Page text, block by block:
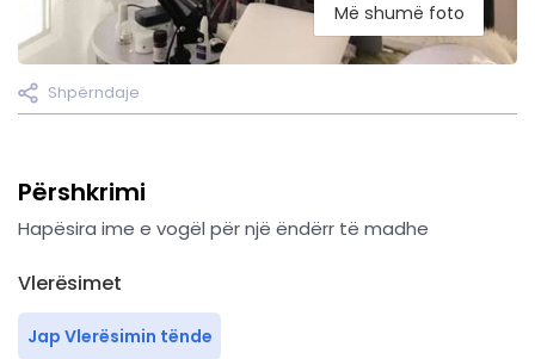
Më shumë foto
Shpërndaje
Përshkrimi
Hapësira ime e vogël për një ëndërr të madhe
Vlerësimet
Jap Vlerësimin tënde